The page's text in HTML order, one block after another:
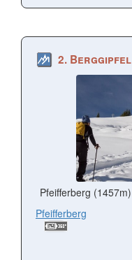
2. Berggipfel
Pfeifferberg (1457m)
Pfeifferberg